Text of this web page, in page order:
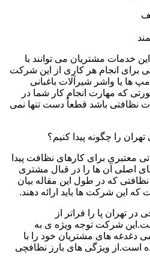
خدمات مشتریان می توانند با
انجام هر کاری از این شرکت
ها یا واشر شیرآلات باغبانی
که مهارت انجام کار شما در
باشد قطعاً دست تنها نمی
را چگونه پیدا کنیم؟
معتبری برای کارهای نظافت پیدا
اصلی آن ها را در قبال مشتری
که در طول این مقاله بیان
این شرکت ها باید ارائه دهند.
تهران پا را فراتر از
شرکت توجه ویژه ی به
دغدغه های مشتریان خود را با
است.از ویژگی های بارز نظافچی